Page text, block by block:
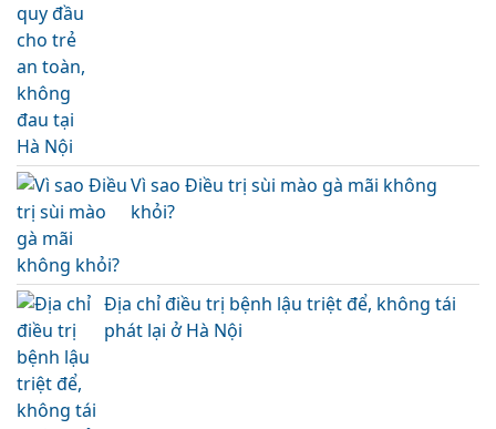
Vì sao Điều trị sùi mào gà mãi không
khỏi?
Địa chỉ điều trị bệnh lậu triệt để, không tái
phát lại ở Hà Nội